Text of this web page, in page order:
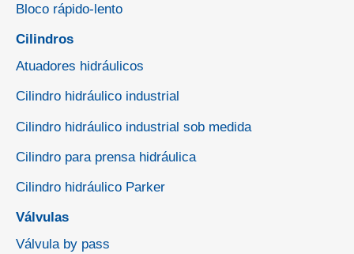
Bloco rápido-lento
Cilindros
Atuadores hidráulicos
Cilindro hidráulico industrial
Cilindro hidráulico industrial sob medida
Cilindro para prensa hidráulica
Cilindro hidráulico Parker
Válvulas
Válvula by pass